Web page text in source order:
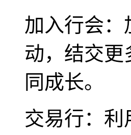
加入行会
动，结交
同成长。
交易行：